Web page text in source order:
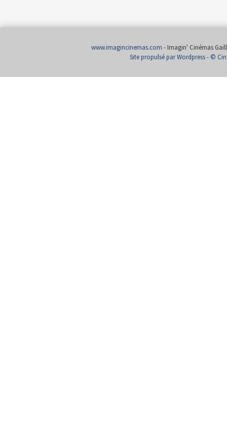
www.imagincinemas.com - Imagin' Cinémas
Site propulsé par Wordpress- ©